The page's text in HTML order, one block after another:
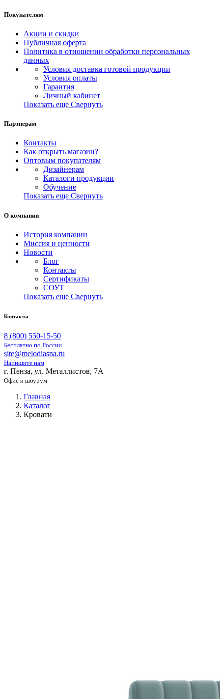
Покупателям
Акции и скидки
Публичная оферта
Политика в отношении обработки персональных
данных
Условия доставка готовой продукции
Условия оплаты
Гарантия
Личный кабинет
Показать еще Свернуть
Партнерам
Контакты
Как открыть магазин?
Оптовым покупателям
Дизайнерам
Каталоги продукции
Обучение
Показать еще Свернуть
О компании
История компании
Миссия и ценности
Новости
Блог
Контакты
Сертификаты
СОУТ
Показать еще Свернуть
Контакты
8 (800) 550-15-50
Бесплатно по России
site@melodiasna.ru
Напишите нам
г. Пенза, ул. Металлистов, 7А
Офис и шоурум
Главная
Каталог
Кровати